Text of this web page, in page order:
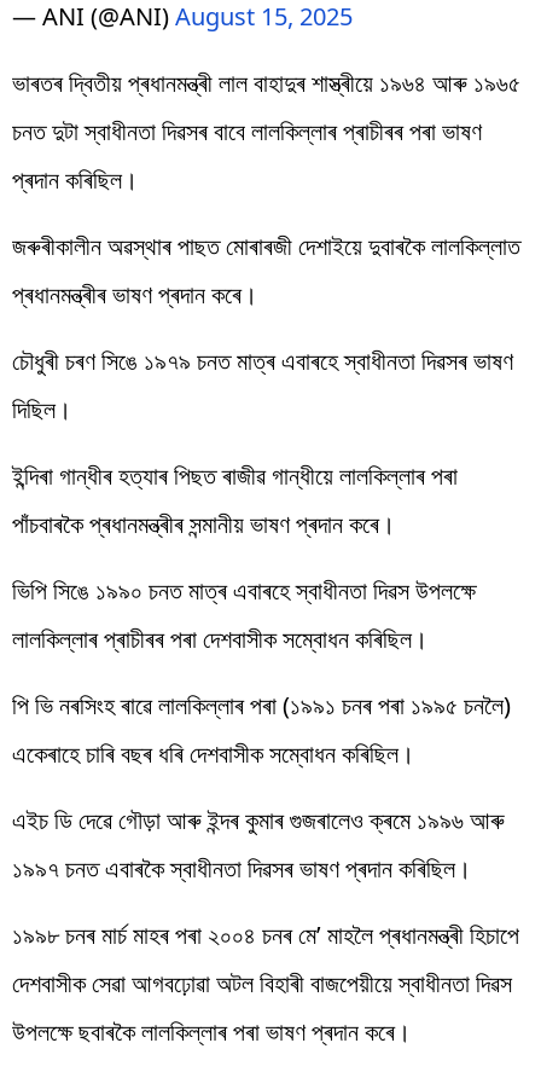
— ANI (@ANI)August 15, 2025
ভাৰতৰ দ্বিতীয় প্ৰধানমন্ত্ৰী লাল বাহাদুৰ শাস্ত্ৰীয়ে ১৯৬৪ আৰু ১৯৬৫
চনত দুটা স্বাধীনতা দিৱসৰ বাবে লালকিল্লাৰ প্ৰাচীৰৰ পৰা ভাষণ
প্ৰদান কৰিছিল।
জৰুৰীকালীন অৱস্থাৰ পাছত মোৰাৰজী দেশাইয়ে দুবাৰকৈ লালকিল্লাত
প্ৰধানমন্ত্ৰীৰ ভাষণ প্ৰদান কৰে।
চৌধুৰী চৰণ সিঙে ১৯৭৯ চনত মাত্ৰ এবাৰহে স্বাধীনতা দিৱসৰ ভাষণ
দিছিল।
ইন্দিৰা গান্ধীৰ হত্যাৰ পিছত ৰাজীৱ গান্ধীয়ে লালকিল্লাৰ পৰা
পাঁচবাৰকৈ প্ৰধানমন্ত্ৰীৰ সন্মানীয় ভাষণ প্ৰদান কৰে।
ভিপি সিঙে ১৯৯০ চনত মাত্ৰ এবাৰহে স্বাধীনতা দিৱস উপলক্ষে
লালকিল্লাৰ প্ৰাচীৰৰ পৰা দেশবাসীক সম্বোধন কৰিছিল।
পি ভি নৰসিংহ ৰাৱে লালকিল্লাৰ পৰা (১৯৯১ চনৰ পৰা ১৯৯৫ চনলৈ)
একেৰাহে চাৰি বছৰ ধৰি দেশবাসীক সম্বোধন কৰিছিল।
এইচ ডি দেৱে গৌড়া আৰু ইন্দৰ কুমাৰ গুজৰালেও ক্ৰমে ১৯৯৬ আৰু
১৯৯৭ চনত এবাৰকৈ স্বাধীনতা দিৱসৰ ভাষণ প্ৰদান কৰিছিল।
১৯৯৮ চনৰ মাৰ্চ মাহৰ পৰা ২০০৪ চনৰ মে’ মাহলৈ প্ৰধানমন্ত্ৰী হিচাপে
দেশবাসীক সেৱা আগবঢ়োৱা অটল বিহাৰী বাজপেয়ীয়ে স্বাধীনতা দিৱস
উপলক্ষে ছবাৰকৈ লালকিল্লাৰ পৰা ভাষণ প্ৰদান কৰে।